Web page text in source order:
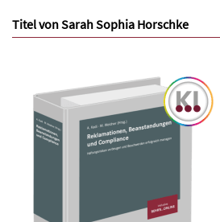
Titel von Sarah Sophia Horschke